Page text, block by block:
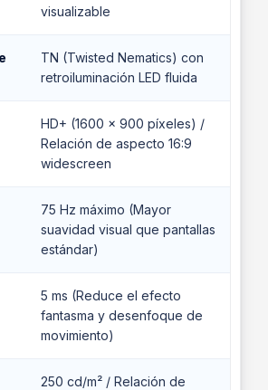
visualizable
TN (Twisted Nematics) con
retroiluminación LED fluida
HD+ (1600 × 900 píxeles) /
Relación de aspecto 16:9
widescreen
75 Hz máximo (Mayor
suavidad visual que pantallas
estándar)
5 ms (Reduce el efecto
fantasma y desenfoque de
movimiento)
250 cd/m² / Relación de